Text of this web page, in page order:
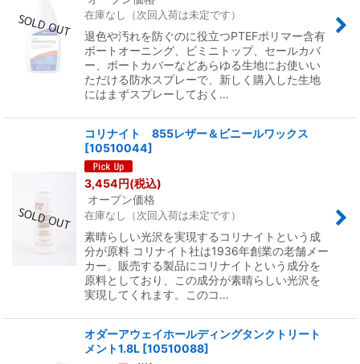
在庫なし（次回入荷は未定です）
退色や汚れを防ぐのに役立つPTEFポリマー含有
ボートオーニング、ビミニトップ、セールカバ
ー、ボートカバーなどあらゆる生地にお使いい
ただける防水スプレーで、新しく購入した生地
にはまずスプレーしておく…
コリナイト 855レザー＆ビニールワックス
[10510044]
3,454円(税込)
オープン価格
在庫なし（次回入荷は未定です）
素晴らしい光沢を実現するコリナイトという成
分が原料 コリナイト社は1936年創業の老舗メー
カー。販売する製品にコリナイトという成分を
原料としており、この成分が素晴らしい光沢を
実現してくれます。このコ…
オダーアウェイホールディングタンクトリート
メント1.8L [10510088]